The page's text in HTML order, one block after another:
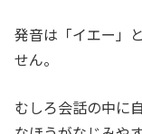
発音は「イエー」
せん。
むしろ会話の中に